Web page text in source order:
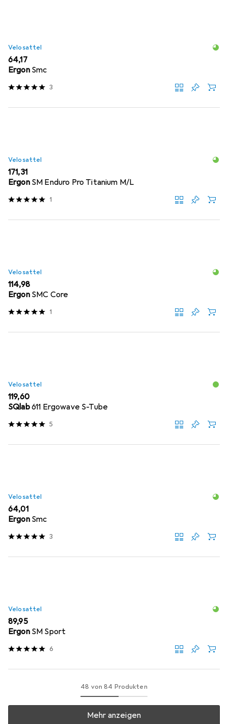
Velosattel
EUR
64,17
Ergon Smc
3
Velosattel
EUR
171,31
Ergon SM Enduro Pro Titanium M/L
1
Velosattel
EUR
114,98
Ergon SMC Core
1
Velosattel
EUR
119,60
SQlab611 Ergowave S-Tube
5
Velosattel
EUR
64,01
Ergon Smc
3
Velosattel
EUR
89,95
Ergon SM Sport
6
48 von 84 Produkten
Mehr anzeigen